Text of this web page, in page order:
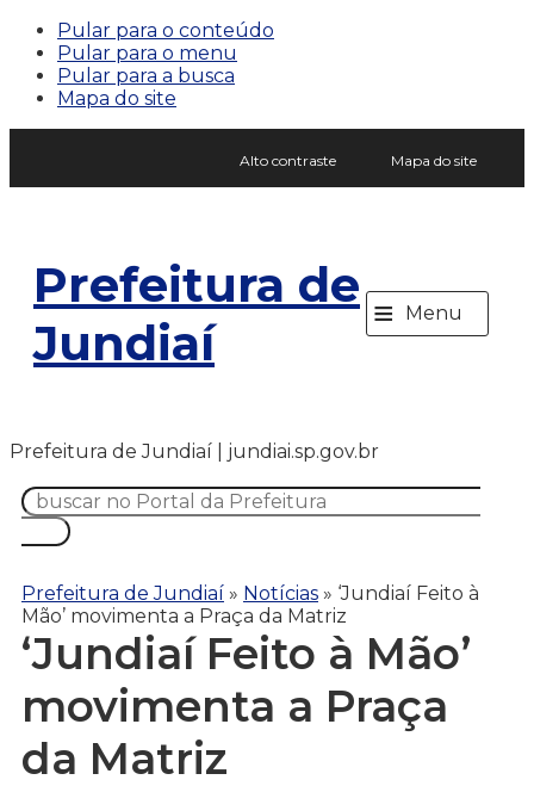
Pular para o conteúdo
Pular para o menu
Pular para a busca
Mapa do site
Alto contraste Mapa do site
Prefeitura de
Jundiaí
≡ Menu
Prefeitura de Jundiaí | jundiai.sp.gov.br
Prefeitura de Jundiaí » Notícias » ‘Jundiaí Feito à
Mão’ movimenta a Praça da Matriz
‘Jundiaí Feito à Mão’
movimenta a Praça
da Matriz